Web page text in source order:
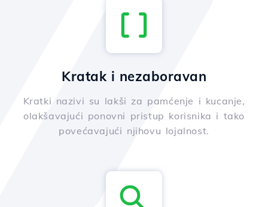
Kratak i nezaboravan
Kratki nazivi su lakši za pamćenje i kucanje,
olakšavajući ponovni pristup korisnika i tako
povećavajući njihovu lojalnost.